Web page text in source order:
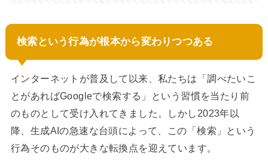
検索という行為が根本から変わりつつある
インターネットが普及して以来、私たちは「調べたいこ
とがあればGoogleで検索する」という習慣を当たり前
のものとして受け入れてきました。しかし2023年以
降、生成AIの急速な台頭によって、この「検索」という
行為そのものが大きな転換点を迎えています。